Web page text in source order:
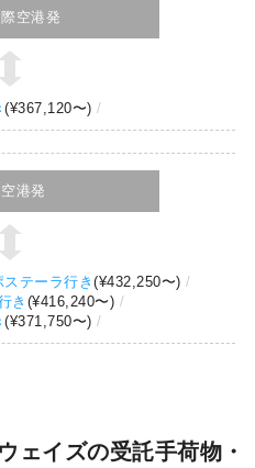
空港発
(¥367,120〜)
港発
ステーラ行き(¥432,250〜)
き (¥416,240〜)
(¥371,750〜)
ェイズの受託手荷物・